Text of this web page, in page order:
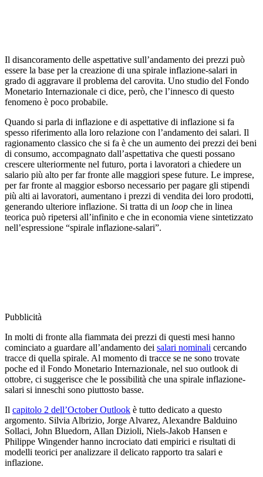
Il disancoramento delle aspettative sull’andamento dei prezzi può
essere la base per la creazione di una spirale inflazione-salari in
grado di aggravare il problema del carovita. Uno studio del Fondo
Monetario Internazionale ci dice, però, che l’innesco di questo
fenomeno è poco probabile.
Quando si parla di inflazione e di aspettative di inflazione si fa
spesso riferimento alla loro relazione con l’andamento dei salari. Il
ragionamento classico che si fa è che un aumento dei prezzi dei beni
di consumo, accompagnato dall’aspettativa che questi possano
crescere ulteriormente nel futuro, porta i lavoratori a chiedere un
salario più alto per far fronte alle maggiori spese future. Le imprese,
per far fronte al maggior esborso necessario per pagare gli stipendi
più alti ai lavoratori, aumentano i prezzi di vendita dei loro prodotti,
generando ulteriore inflazione. Si tratta di un loop che in linea
teorica può ripetersi all’infinito e che in economia viene sintetizzato
nell’espressione “spirale inflazione-salari”.
Pubblicità
In molti di fronte alla fiammata dei prezzi di questi mesi hanno
cominciato a guardare all’andamento dei salari nominali cercando
tracce di quella spirale. Al momento di tracce se ne sono trovate
poche ed il Fondo Monetario Internazionale, nel suo outlook di
ottobre, ci suggerisce che le possibilità che una spirale inflazione-
salari si inneschi sono piuttosto basse.
Il capitolo 2 dell’October Outlook è tutto dedicato a questo
argomento. Silvia Albrizio, Jorge Alvarez, Alexandre Balduino
Sollaci, John Bluedorn, Allan Dizioli, Niels-Jakob Hansen e
Philippe Wingender hanno incrociato dati empirici e risultati di
modelli teorici per analizzare il delicato rapporto tra salari e
inflazione.